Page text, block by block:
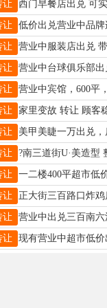
让
让
让
让
让
让
让
让
让
让
让
让